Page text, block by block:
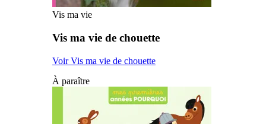
Vis ma vie
Vis ma vie de chouette
Voir Vis ma vie de chouette
À paraître